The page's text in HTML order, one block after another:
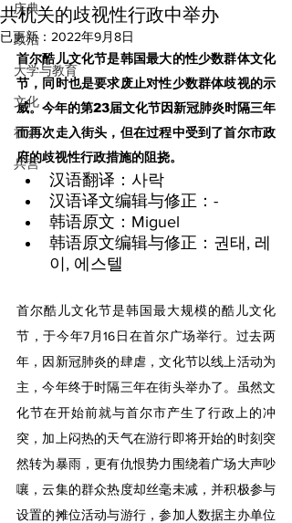
庆典
政治
大学与教育
文化
社会
兵营
共机关的歧视性行政中举办
已更新： 2022年9月8日
首尔酷儿文化节是韩国最大的性少数群体文化
节，同时也是要求废止对性少数群体歧视的示
威。今年的第23届文化节因新冠肺炎时隔三年
而再次走入街头，但在过程中受到了首尔市政
府的歧视性行政措施的阻挠。
汉语翻译：사락
汉语译文编辑与修正：-
韩语原文：Miguel
韩语原文编辑与修正：권태, 레
이, 에스텔
首尔酷儿文化节是韩国最大规模的酷儿文化
节，于今年7月16日在首尔广场举行。过去两
年，因新冠肺炎的肆虐，文化节以线上活动为
主，今年终于时隔三年在街头举办了。虽然文
化节在开始前就与首尔市产生了行政上的冲
突，加上闷热的天气在游行即将开始的时刻突
然转为暴雨，更有仇恨势力围绕着广场大声吵
嚷，云集的群众热度却丝毫未减，并积极参与
设置的摊位活动与游行，参加人数据主办单位